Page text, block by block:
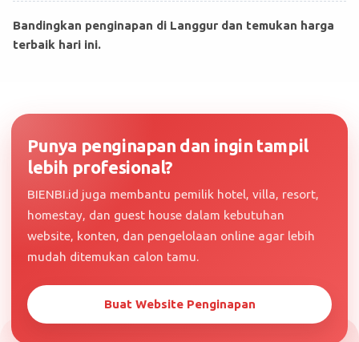
Bandingkan penginapan di Langgur dan temukan harga
terbaik hari ini.
Punya penginapan dan ingin tampil
lebih profesional?
BIENBI.id juga membantu pemilik hotel, villa, resort,
homestay, dan guest house dalam kebutuhan
website, konten, dan pengelolaan online agar lebih
mudah ditemukan calon tamu.
Buat Website Penginapan